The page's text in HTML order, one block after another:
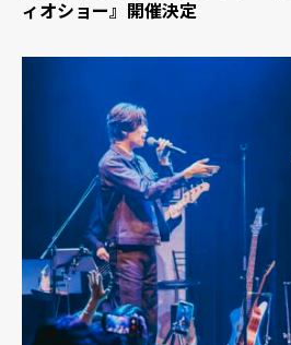
ィオショー』開催決定